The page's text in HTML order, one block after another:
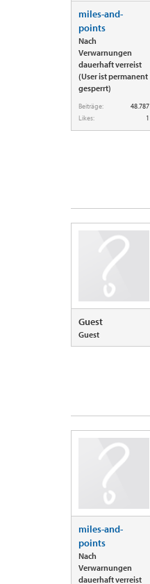
miles-and-
points
Nach
Verwarnungen
dauerhaft verreist
(User ist permanent
gesperrt)
Beiträge:
48.787
Likes:
1
Guest
Guest
miles-and-
points
Nach
Verwarnungen
dauerhaft verreist